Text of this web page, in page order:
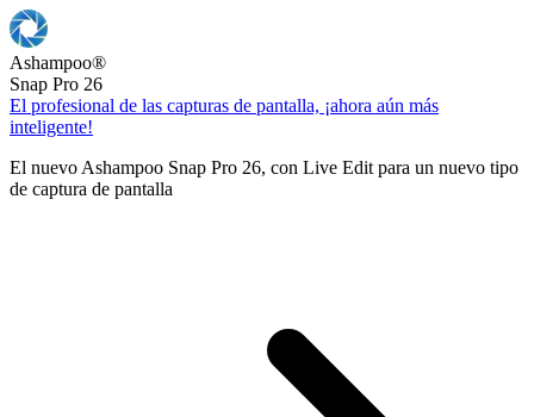
Ashampoo®
Snap Pro 26
El profesional de las capturas de pantalla, ¡ahora aún más
inteligente!
El nuevo Ashampoo Snap Pro 26, con Live Edit para un nuevo tipo
de captura de pantalla